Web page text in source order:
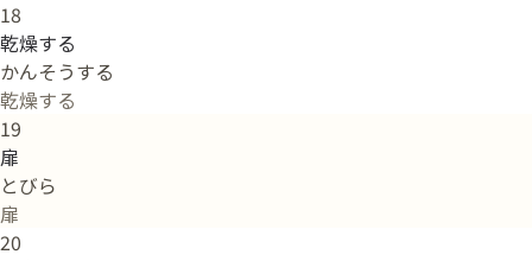
18
乾燥する
かんそうする
乾燥する
19
扉
とびら
扉
20